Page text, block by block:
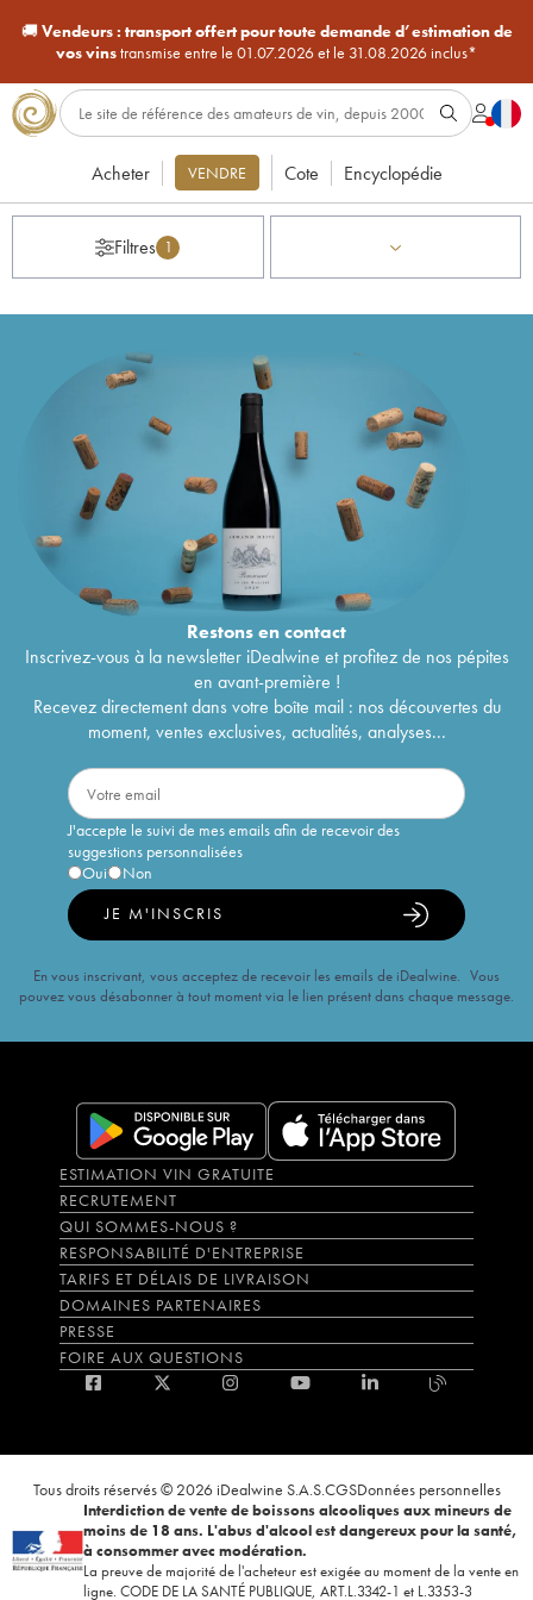
🚚Vendeurs : transport offert pour toute demande d’estimation de
vos vinstransmise entre le 01.07.2026 et le 31.08.2026 inclus*
Acheter VENDRE Cote Encyclopédie
Filtres 1
Restons encontact
Inscrivez-vous à la newsletter iDealwine et profitez de nos pépites
en avant-première !
Recevez directement dans votre boîte mail : nos découvertes du
moment, ventes exclusives, actualités, analyses...
J'accepte le suivi de mes emails afin de recevoir des
suggestions personnalisées
Oui
Non
JE M'INSCRIS
En vous inscrivant, vous acceptez de recevoir les emails de iDealwine. Vous
pouvez vous désabonner à tout moment via le lien présent dans chaque message.
ESTIMATION VIN GRATUITE
RECRUTEMENT
QUI SOMMES-NOUS ?
RESPONSABILITÉ D'ENTREPRISE
TARIFS ET DÉLAIS DE LIVRAISON
DOMAINES PARTENAIRES
PRESSE
FOIRE AUX QUESTIONS
Tous droits réservés © 2026 iDealwine S.A.S.CGSDonnées personnelles
Interdiction de vente de boissons alcooliques aux mineurs de
moins de 18 ans. L'abus d'alcool est dangereux pour la santé,
à consommer avec modération.
La preuve de majorité de l'acheteur est exigée au moment de la vente en
ligne. CODE DE LA SANTÉ PUBLIQUE, ART.L.3342-1 et L.3353-3